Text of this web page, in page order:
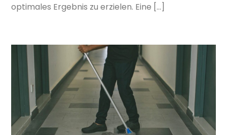
optimales Ergebnis zu erzielen. Eine […]